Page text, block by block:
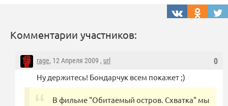
Комментарии участников:
0
rage, 12 Апреля 2009 , url
Ну держитесь! Бондарчук всем покажет ;)
В фильме "Обитаемый остров. Схватка" мы